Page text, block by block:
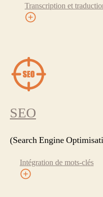
Transcription et
SEO
(Search Engine
Intégration de mots-clés